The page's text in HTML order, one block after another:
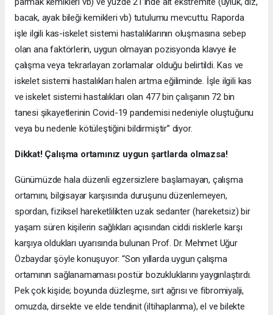
bacak, ayak bileği kemikleri vb) tutulumu mevcuttu. Raporda
işle ilgili kas-iskelet sistemi hastalıklarının oluşmasına sebep
olan ana faktörlerin, uygun olmayan pozisyonda klavye ile
çalışma veya tekrarlayan zorlamalar olduğu belirtildi. Kas ve
iskelet sistemi hastalıkları halen artma eğiliminde. İşle ilgili kas
ve iskelet sistemi hastalıkları olan 477 bin çalışanın 72 bin
tanesi şikayetlerinin Covid-19 pandemisi nedeniyle oluştuğunu
veya bu nedenle kötüleştiğini bildirmiştir” diyor.
Dikkat! Çalışma ortamınız uygun şartlarda olmazsa!
Günümüzde hala düzenli egzersizlere başlamayan, çalışma
ortamını, bilgisayar karşısında duruşunu düzenlemeyen,
spordan, fiziksel hareketlilikten uzak sedanter (hareketsiz) bir
yaşam süren kişilerin sağlıkları açısından ciddi risklerle karşı
karşıya oldukları uyarısında bulunan Prof. Dr. Mehmet Uğur
Özbaydar şöyle konuşuyor: “Son yıllarda uygun çalışma
ortamının sağlanamaması postür bozukluklarını yaygınlaştırdı.
Pek çok kişide; boyunda düzleşme, sırt ağrısı ve fibromiyalji,
omuzda, dirsekte ve elde tendinit (iltihaplanma), el ve bilekte